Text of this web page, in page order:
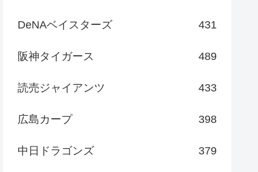
DeNAベイスターズ 431
阪神タイガース 489
読売ジャイアンツ 433
広島カープ 398
中日ドラゴンズ 379